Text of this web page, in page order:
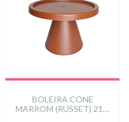
BOLEIRA CONE
MARROM (RUSSET) 21 X